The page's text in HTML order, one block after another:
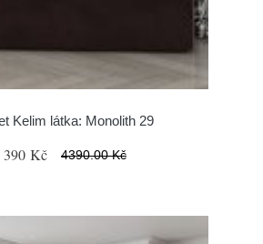
Kelim látka: Monolith 29
390 Kč 4390.00 Kč